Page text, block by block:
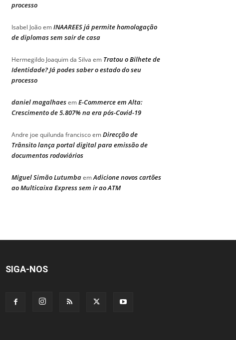
processo
Isabel JoãoemINAAREES já permite homologação
de diplomas sem sair de casa
Hermegildo Joaquim da Silva em Tratou o Bilhete de
Identidade? Já podes saber o estado do seu
processo
daniel magalhaesemE-Commerce em Alta:
Crescimento de 5.807% na era pós-Covid-19
Andre joe quilunda franciscoemDirecção de
Trânsito lança portal digital para emissão de
documentos rodoviários
Miguel Simão LutumbaemAdicione novos cartões
ao Multicaixa Express sem ir ao ATM
SIGA-NOS